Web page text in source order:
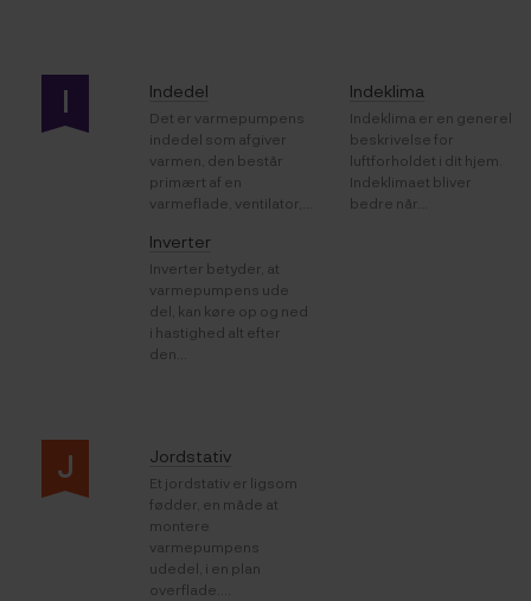
I Indedel
Det er varmepumpens
indedel som afgiver
varmen, den består
primært af en
varmeflade, ventilator,...
Indeklima
Indeklima er en generel
beskrivelse for
luftforholdet i dit hjem.
Indeklimaet bliver
bedre når...
Inverter
Inverter betyder, at
varmepumpens ude
del, kan køre op og ned
i hastighed alt efter
den...
J Jordstativ
Et jordstativ er ligsom
fødder, en måde at
montere
varmepumpens
udedel, i en plan
overflade....